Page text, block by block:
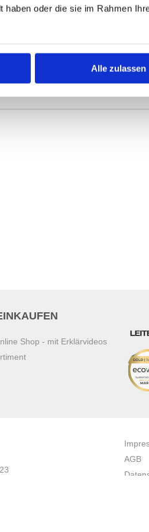
oder die sie im Rahmen
Alle zulassen
unterschiedlichsten
Shop - mit Erklärvideos
AGB